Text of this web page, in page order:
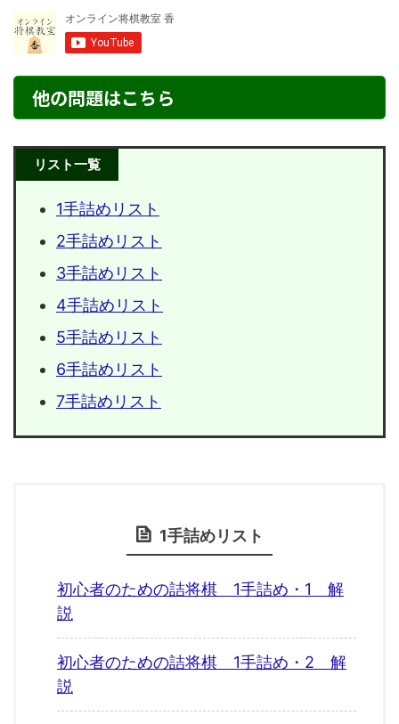
他の問題はこちら
リスト一覧
1手詰めリスト
2手詰めリスト
3手詰めリスト
4手詰めリスト
5手詰めリスト
6手詰めリスト
7手詰めリスト
1手詰めリスト
初心者のための詰将棋 1手詰め・1 解
説
初心者のための詰将棋 1手詰め・2 解
説